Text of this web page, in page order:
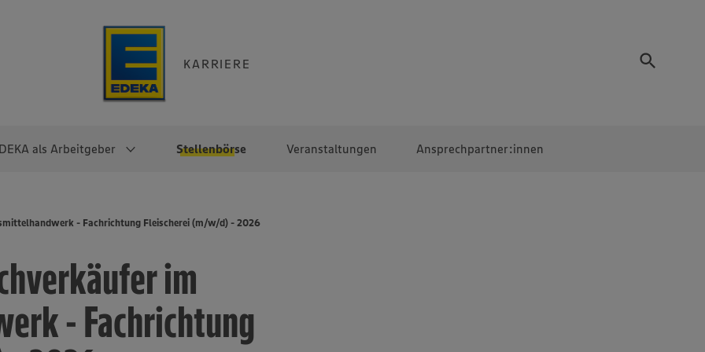
KARRIERE
als Arbeitgeber Stellenbörse Veranstaltungen Ansprechpartner:innen
Direkteinstieg
Noch Fragen?
Überblick
EDEKA Fruchtkontor
EDEKA Foodservice
EDEKA-
- Fachrichtung Fleischerei (m/w/d) - 2026
im
- Fachrichtung